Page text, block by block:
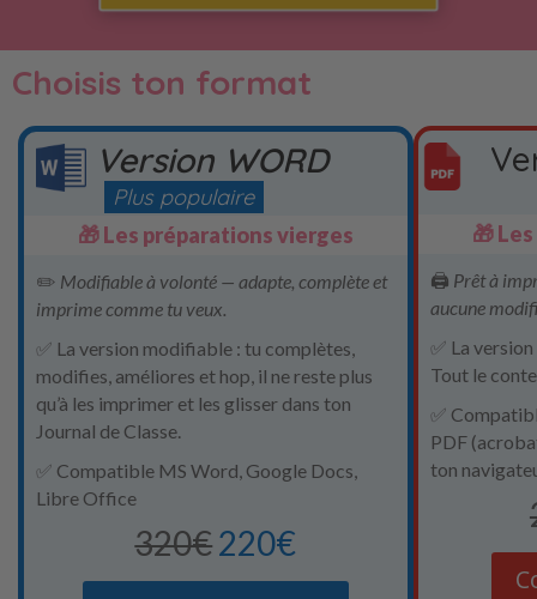
Choisis ton format
Version WORD
Plus populaire
🎁 Les préparations vierges
✏️ Modifiable à volonté — adapte, complète et
imprime comme tu veux.
✅ La version modifiable : tu complètes,
modifies, améliores et hop, il ne reste plus
qu’à les imprimer et les glisser dans ton
Journal de Classe.
✅ Compatible MS Word, Google Docs,
Libre Office
320€220€
🎁
🖨️ Prêt à
aucune
✅ La
Tout le
✅
PDF
ton